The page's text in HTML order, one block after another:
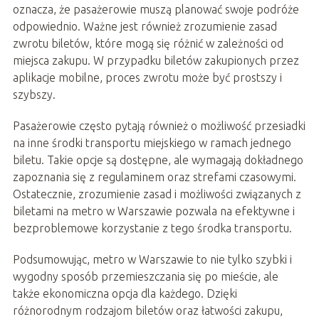
oznacza, że pasażerowie muszą planować swoje podróże
odpowiednio. Ważne jest również zrozumienie zasad
zwrotu biletów, które mogą się różnić w zależności od
miejsca zakupu. W przypadku biletów zakupionych przez
aplikacje mobilne, proces zwrotu może być prostszy i
szybszy.
Pasażerowie często pytają również o możliwość przesiadki
na inne środki transportu miejskiego w ramach jednego
biletu. Takie opcje są dostępne, ale wymagają dokładnego
zapoznania się z regulaminem oraz strefami czasowymi.
Ostatecznie, zrozumienie zasad i możliwości związanych z
biletami na metro w Warszawie pozwala na efektywne i
bezproblemowe korzystanie z tego środka transportu.
Podsumowując, metro w Warszawie to nie tylko szybki i
wygodny sposób przemieszczania się po mieście, ale
także ekonomiczna opcja dla każdego. Dzięki
różnorodnym rodzajom biletów oraz łatwości zakupu,